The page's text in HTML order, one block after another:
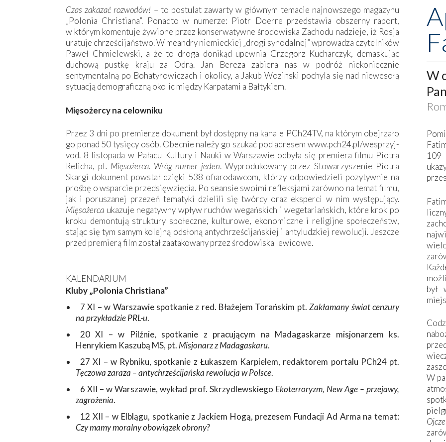
Czas zakazać rozwodów! – to postulat zawarty w głównym temacie najnowszego magazynu
„Polonia Christiana”. Ponadto w numerze: Piotr Doerre przedstawia obszerny raport,
w którym komentuje żywione przez konserwatywne środowiska Zachodu nadzieje, iż Rosja
uratuje chrześcijaństwo. W meandry niemieckiej „drogi synodalnej” wprowadza czytelników
Paweł Chmielewski, a że to droga donikąd upewnia Grzegorz Kucharczyk, demaskując
duchową pustkę kraju za Odrą. Jan Bereza zabiera nas w podróż niekoniecznie
sentymentalną po Bohatyrowiczach i okolicy, a Jakub Wozinski pochyla się nad niewesołą
sytuacją demograficzną okolic między Karpatami a Bałtykiem.
Mięsożercy na celowniku
Przez 3 dni po premierze dokument był dostępny na kanale PCh24TV, na którym obejrzało
go ponad 50 tysięcy osób. Obecnie należy go szukać pod adresem www.pch24.pl/wesprzyj-
vod. 8 listopada w Pałacu Kultury i Nauki w Warszawie odbyła się premiera filmu Piotra
Relicha, pt. Mięsożerca. Wróg numer jeden. Wyprodukowany przez Stowarzyszenie Piotra
Skargi dokument powstał dzięki 538 ofiarodawcom, którzy odpowiedzieli pozytywnie na
prośbę o wsparcie przedsięwzięcia. Po seansie swoimi refleksjami zarówno na temat filmu,
jak i poruszanej przezeń tematyki dzielili się twórcy oraz eksperci w nim występujący.
Mięsożerca ukazuje negatywny wpływ ruchów wegańskich i wegetariańskich, które krok po
kroku demontują struktury społeczne, kulturowe, ekonomiczne i religijne społeczeństw,
stając się tym samym kolejną odsłoną antychrześcijańskiej i antyludzkiej rewolucji. Jeszcze
przed premierą film został zaatakowany przez środowiska lewicowe.
KALENDARIUM
Kluby „Polonia Christiana”
7 XI – w Warszawie spotkanie z red. Błażejem Torańskim pt.Zakłamany świat cenzury
na przykładzie PRL-u.
20 XI – w Pilźnie, spotkanie z pracującym na Madagaskarze misjonarzem ks.
Henrykiem Kaszubą MS, pt.Misjonarz z Madagaskaru.
27 XI – w Rybniku, spotkanie z Łukaszem Karpielem, redaktorem portalu PCh24 pt.
Tęczowa zaraza – antychrześcijańska rewolucja w Polsce.
6 XII – w Warszawie, wykład prof. Skrzydlewskiego Ekoterroryzm, New Age – przejawy,
zagrożenia.
12 XII – w Elblągu, spotkanie z Jackiem Hogą, prezesem Fundacji Ad Arma na temat:
Czy mamy moralny obowiązek obrony?
W
109
był
W